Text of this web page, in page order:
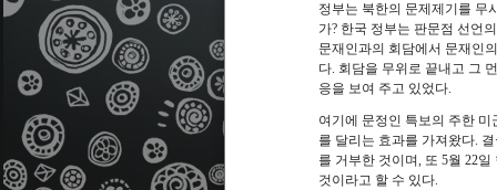
정부는 북한의 문제제기를 무
가? 한국 정부는 판문점 선언
문재인과의 회담에서 문재인
다. 회담을 무위로 끝내고 그
응을 보여 주고 있었다.
여기에 문정인 특보의 주한 미
를 달리는 효과를 가져왔다.
를 거부한 것이며, 또 5월 22일
것이라고 할 수 있다.